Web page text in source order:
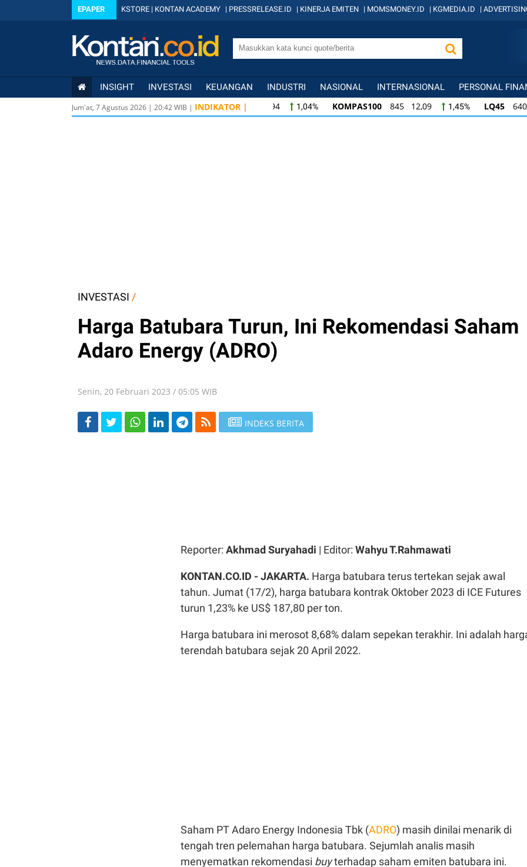
EPAPER KSTORE | KONTAN ACADEMY | PRESSRELEASE.ID | KINERJA EMITEN | MOMSMONEY.ID | KGMEDIA.ID |
INSIGHT INVESTASI KEUANGAN INDUSTRI NASIONAL INTERNASIONAL PERSONAL
Jum'at, 7 Agustus 2026 | 20:42WIB | INDIKATOR | KOMPAS100 845 12,09 1,45% LQ45 640 9,44
KOMPAS100 845 12,09 1,45% LQ45 640 9,44
INVESTASI /
Harga Batubara Turun, Ini Rekomendasi Saham
Adaro Energy (ADRO)
Senin, 20 Februari 2023 / 05:05 WIB
INDEKS BERITA
Reporter: Akhmad Suryahadi | Editor: Wahyu T.Rahmawati
KONTAN.CO.ID - JAKARTA. Harga batubara terus tertekan sejak awal
tahun. Jumat (17/2), harga batubara kontrak Oktober 2023 di ICE Futures
turun 1,23% ke US$ 187,80 per ton.
Harga batubara ini merosot 8,68% dalam sepekan terakhir. Ini adalah
terendah batubara sejak 20 April 2022.
Saham PT Adaro Energy Indonesia Tbk (ADRO) masih dinilai menarik di
tengah tren pelemahan harga batubara. Sejumlah analis masih
menyematkan rekomendasi buyterhadap saham emiten batubara ini.